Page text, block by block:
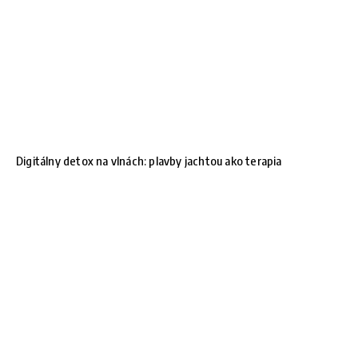
Digitálny detox na vlnách: plavby jachtou ako terapia